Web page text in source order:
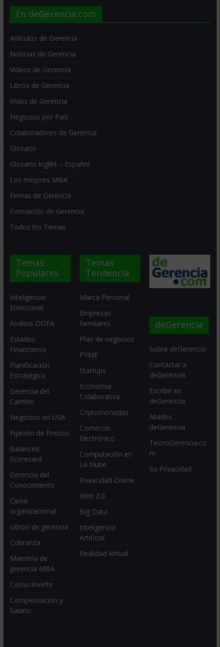
En deGerencia.com
Artículos de Gerencia
Noticias de Gerencia
Videos de Gerencia
Libros de Gerencia
Webs de Gerencia
Negocios por País
Colaboradores de Gerencia
Glosario
Glosario Inglés – Español
Los mejores MBA
Firmas de Gerencia
Formación de Gerencia
Todos los Temas
Temas
Populares
Inteligencia
Emocional
Análisis DOFA
Estados
Financieros
Planificación
Estratégica
Gerencia del
Cambio
Negocios en USA
Fijación de Precios
Balanced
Scorecard
Gerencia del
Conocimiento
Clima
organizacional
Libros de gerencia
Cobranza
Maestría de
gerencia MBA
Como invertir
Compensacion y
Salario
Temas
Tendencia
Marca Personal
Empresas
familiares
Plan de negocios
PYME
Startups
Economia
Colaborativa
Criptomonedas
Comercio
Electrónico
Computación en
La Nube
Privacidad Online
Web 2.0
Big Data
Inteligencia
Artificial
Realidad Virtual
deGerencia
Sobre deGerencia
Contactar a
deGerencia
Escribir en
deGerencia
Aliados
deGerencia
TecnoGerencia.co
m
Su Privacidad